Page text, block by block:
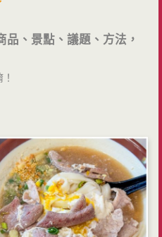
、景點、議題、方法，